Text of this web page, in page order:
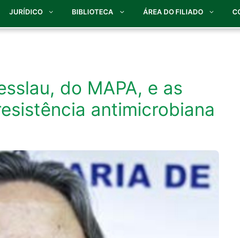
JURÍDICO BIBLIOTECA ÁREA DO FILIADO
do MAPA, e as
antimicrobiana